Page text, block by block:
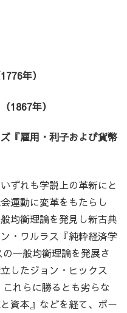
年）
1867年）
『雇用・利子および貨幣
ずれも学説上の革新にと
運動に変革をもたらし
均衡理論を発見し新古典
・ワルラス『純粋経済学
一般均衡理論を発展さ
したジョン・ヒックス
これらに勝るとも劣らな
資本』などを経て、ポー